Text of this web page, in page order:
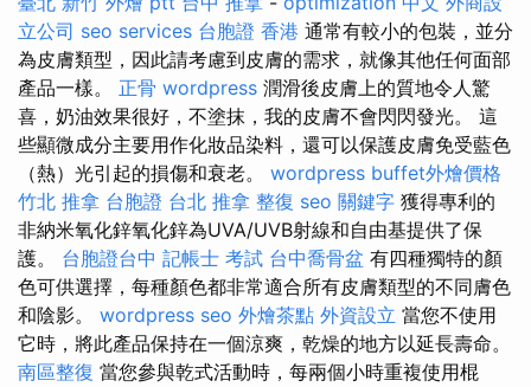
立公司 seo services 台胞證 香港 通常有較小的包裝，並分
為皮膚類型，因此請考慮到皮膚的需求，就像其他任何面部
產品一樣。 正骨 wordpress 潤滑後皮膚上的質地令人驚
喜，奶油效果很好，不塗抹，我的皮膚不會閃閃發光。 這
些顯微成分主要用作化妝品染料，還可以保護皮膚免受藍色
（熱）光引起的損傷和衰老。 wordpress buffet外燴價格
竹北 推拿 台胞證 台北 推拿 整復 seo 關鍵字 獲得專利的
非納米氧化鋅氧化鋅為UVA/UVB射線和自由基提供了保
護。 台胞證台中 記帳士 考試 台中喬骨盆 有四種獨特的顏
色可供選擇，每種顏色都非常適合所有皮膚類型的不同膚色
和陰影。 wordpress seo 外燴茶點 外資設立 當您不使用
它時，將此產品保持在一個涼爽，乾燥的地方以延長壽命。
南區整復 當您參與乾式活動時，每兩個小時重複使用棍